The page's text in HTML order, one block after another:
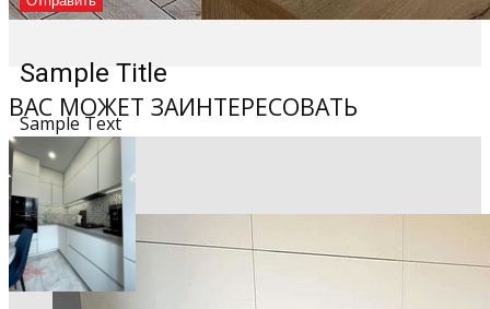
Sample Title
Sample Text
ВАС МОЖЕТ ЗАИНТЕРЕСОВАТЬ